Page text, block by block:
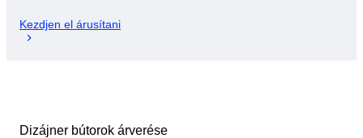
Kezdjen el árusítani
Dizájner bútorok árverése